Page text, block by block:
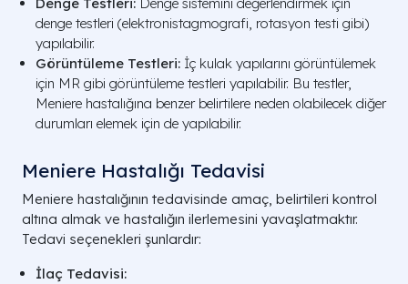
denge testleri (elektronistagmografi, rotasyon testi gibi)
yapılabilir.
Görüntüleme Testleri: İç kulak yapılarını görüntülemek
için MR gibi görüntüleme testleri yapılabilir. Bu testler,
Meniere hastalığına benzer belirtilere neden olabilecek diğer
durumları elemek için de yapılabilir.
Meniere Hastalığı Tedavisi
Meniere hastalığının tedavisinde amaç, belirtileri kontrol
altına almak ve hastalığın ilerlemesini yavaşlatmaktır.
Tedavi seçenekleri şunlardır:
İlaç Tedavisi: